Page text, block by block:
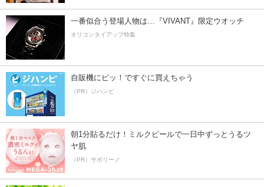
一番似合う登場人物は…『VIVANT』限定ウオッチ
オリコンタイアップ特集
自販機にピッ！ですぐに買えちゃう
（PR）ジハンピ
朝1分貼るだけ！ミルクピールで一日中ずっとうるツ
ヤ肌
（PR）サボリーノ